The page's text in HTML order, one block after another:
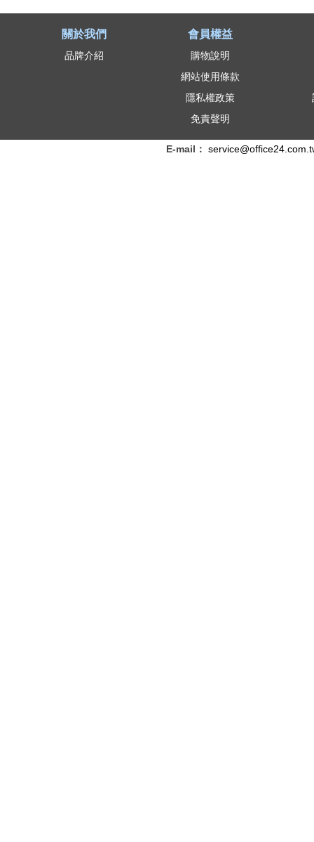
關於我們
品牌介紹
會員權益
購物說明
網站使用條款
隱私權政策
免責聲明
E-mail：